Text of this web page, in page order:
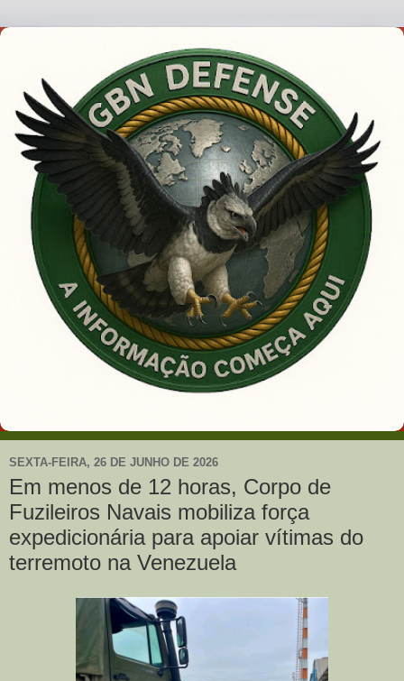
SEXTA-FEIRA, 26 DE JUNHO DE 2026
Em menos de 12 horas, Corpo de
Fuzileiros Navais mobiliza força
expedicionária para apoiar vítimas do
terremoto na Venezuela